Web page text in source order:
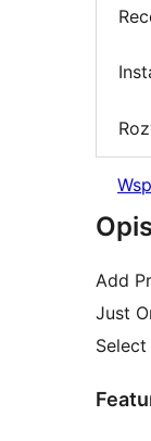
Add
Just
Select